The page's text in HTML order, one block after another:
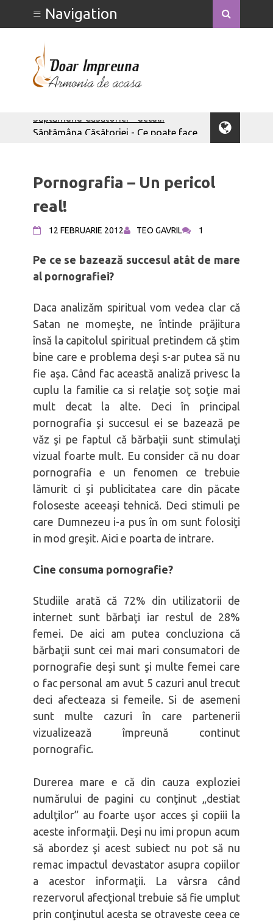
Săptămâna Căsătoriei - Ce poate face
Bărbați integri
Bărbatul să-și iubească nevasta
Bărbatul – om al rugăciunii
Calculove
Femeia înțeleaptă
Bărbatul să-și iubească nevasta
Pornografia – Un pericol
real!
12 FEBRUARIE 2012 TEO GAVRIL 1
Pe ce se bazează succesul atât de mare
al pornografiei?
Daca analizăm spiritual vom vedea clar că
Satan ne momeşte, ne întinde prăjitura
însă la capitolul spiritual pretindem că ştim
bine care e problema deşi s-ar putea să nu
fie aşa. Când fac această analiză privesc la
cuplu la familie ca si relaţie soţ soţie mai
mult decat la alte. Deci în principal
pornografia şi succesul ei se bazează pe
văz şi pe faptul că bărbaţii sunt stimulaţi
vizual foarte mult. Eu consider că nu doar
pornografia e un fenomen ce trebuie
lămurit ci şi publicitatea care din păcate
foloseste aceeaşi tehnică. Deci stimuli pe
care Dumnezeu i-a pus în om sunt folosiţi
in mod greşit. Aici e poarta de intrare.
Cine consuma pornografie?
Studiile arată că 72% din utilizatorii de
internet sunt bărbaţi iar restul de 28%
femei. De aici am putea concluziona că
bărbaţii sunt cei mai mari consumatori de
pornografie deşi sunt şi multe femei care
o fac personal am avut 5 cazuri anul trecut
deci afecteaza si femeile. Si de asemeni
sunt multe cazuri în care partenerii
vizualizează împreună continut
pornografic.
Durerea mare e că din cauza exploziei
numărului de pagini cu conţinut „destiat
adulţilor” au foarte uşor acces şi copiii la
aceste informaţii. Deşi nu imi propun acum
să abordez şi acest subiect nu pot să nu
remac impactul devastator asupra copiilor
a acestor informaţii. La vârsra când
rezervorul afecţional trebuie să fie umplut
prin conţinutul acesta se otraveste ceea ce